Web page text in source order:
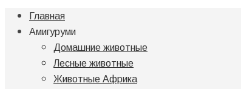
Главная
Амигуруми
Домашние животные
Лесные животные
Животные Африка